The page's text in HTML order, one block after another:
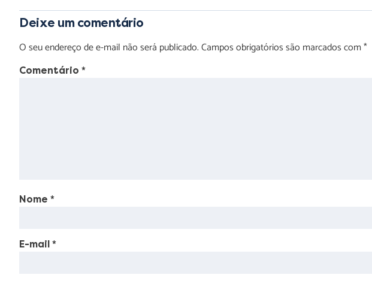
Deixe um comentário
O seu endereço de e-mail não será publicado.Campos obrigatórios são marcados com*
Comentário *
Nome *
E-mail *